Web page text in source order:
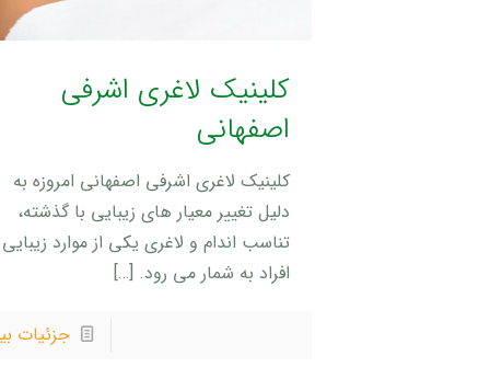
کلینیک لاغری اشرفی
اصفهانی
کلینیک لاغری اشرفی اصفهانی امروزه به
دلیل تغییر معیار های زیبایی با گذشته،
تناسب اندام و لاغری یکی از موارد زیبایی
افراد به شمار می رود. […]
جزئیات